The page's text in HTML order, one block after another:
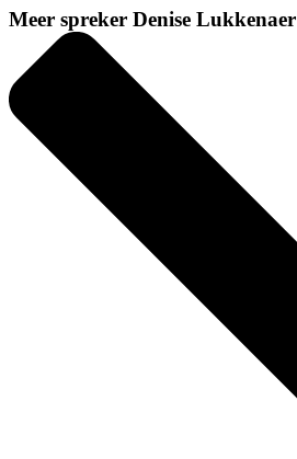
Meer spreker Denise Lukkenaer